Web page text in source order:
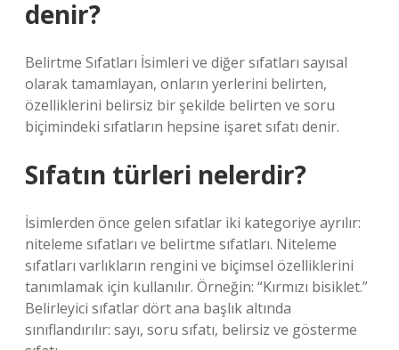
denir?
Belirtme Sıfatları İsimleri ve diğer sıfatları sayısal
olarak tamamlayan, onların yerlerini belirten,
özelliklerini belirsiz bir şekilde belirten ve soru
biçimindeki sıfatların hepsine işaret sıfatı denir.
Sıfatın türleri nelerdir?
İsimlerden önce gelen sıfatlar iki kategoriye ayrılır:
niteleme sıfatları ve belirtme sıfatları. Niteleme
sıfatları varlıkların rengini ve biçimsel özelliklerini
tanımlamak için kullanılır. Örneğin: “Kırmızı bisiklet.”
Belirleyici sıfatlar dört ana başlık altında
sınıflandırılır: sayı, soru sıfatı, belirsiz ve gösterme